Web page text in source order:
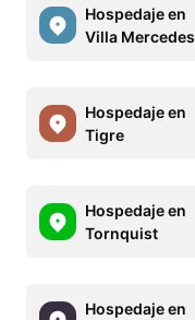
Hospedaje en
Villa Mercedes
Hospedaje en
Tigre
Hospedaje en
Tornquist
Hospedaje en